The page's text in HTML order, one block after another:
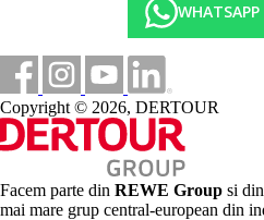
Copyright © 2026, DERTOUR
Facem parte din REWE Group si
mai mare grup central-european din